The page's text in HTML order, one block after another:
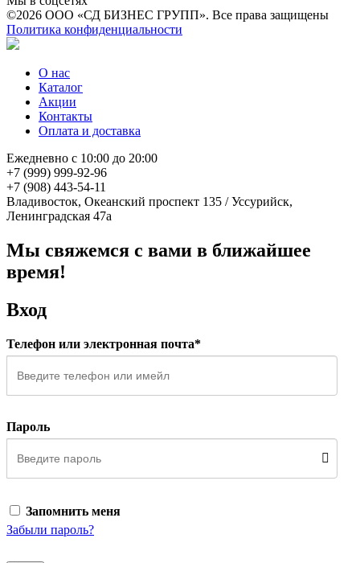
©2026 ООО «СД БИЗНЕС ГРУПП». Все права защищены
Политика конфиденциальности
О нас
Каталог
Акции
Контакты
Оплата и доставка
Ежедневно с 10:00 до 20:00
+7 (999) 999-92-96
+7 (908) 443-54-11
Владивосток, Океанский проспект 135 / Уссурийск,
Ленинградская 47а
Мы свяжемся с вами в ближайшее
время!
Вход
Телефон или электронная почта*
Пароль
Запомнить меня
Забыли пароль?